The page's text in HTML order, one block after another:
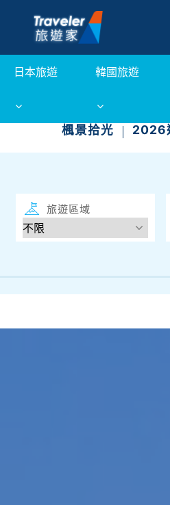
日本旅遊 韓國旅遊
楓景拾光 2026
旅遊區域